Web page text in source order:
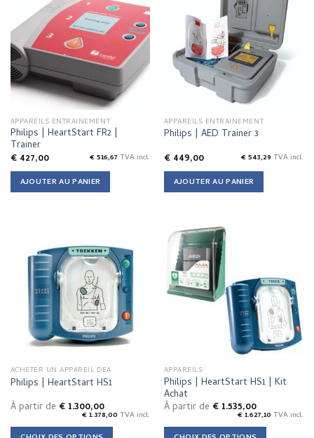
variants.
The
options
may
be
chosen
on
product
page
APPAREILS ENTRAINEMENT
Philips | HeartStart FR2 |
Trainer
€427,00 €516,67 TVA incl.
AJOUTER AU PANIER
APPAREILS ENTRAINEMENT
Philips | AED Trainer 3
€449,00 €543,29 TVA incl.
AJOUTER AU PANIER
ACHETER UN APPAREIL DEA
Philips | HeartStart HS1
À partir de €1.300,00
€1.378,00 TVA incl.
APPAREILS
Philips | HeartStart HS1 | Kit
Achat
À partir de €1.535,00
€1.627,10 TVA incl.